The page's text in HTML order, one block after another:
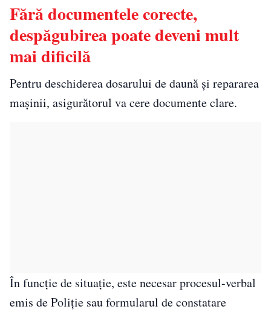
Fără documentele corecte,
despăgubirea poate deveni mult
mai dificilă
Pentru deschiderea dosarului de daună și repararea
mașinii, asigurătorul va cere documente clare.
În funcție de situație, este necesar procesul-verbal
emis de Poliție sau formularul de constatare